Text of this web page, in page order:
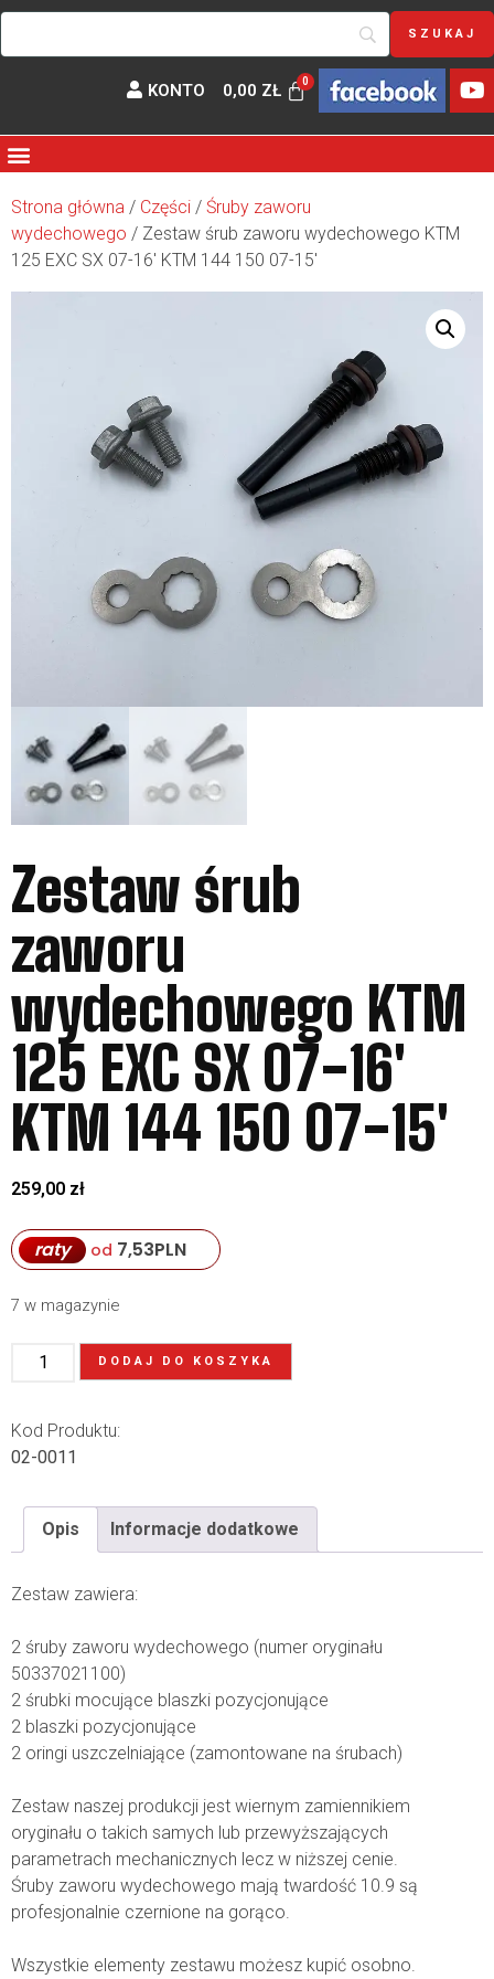
KONTO 0,00 ZŁ
Strona główna / Części / Śruby zaworu
wydechowego / Zestaw śrub zaworu wydechowego KTM
125 EXC SX 07-16′ KTM 144 150 07-15′
Zestaw śrub
zaworu
wydechowego KTM
125 EXC SX 07-16′
KTM 144 150 07-15′
259,00 zł
raty od 7,53PLN
7 w magazynie
DODAJ DO KOSZYKA
Kod Produktu:
02-0011
Opis Informacje dodatkowe
Zestaw zawiera:
2 śruby zaworu wydechowego (numer oryginału
50337021100)
2 śrubki mocujące blaszki pozycjonujące
2 blaszki pozycjonujące
2 oringi uszczelniające (zamontowane na śrubach)
Zestaw naszej produkcji jest wiernym zamiennikiem
oryginału o takich samych lub przewyższających
parametrach mechanicznych lecz w niższej cenie.
Śruby zaworu wydechowego mają twardość 10.9 są
profesjonalnie czernione na gorąco.
Wszystkie elementy zestawu możesz kupić osobno.